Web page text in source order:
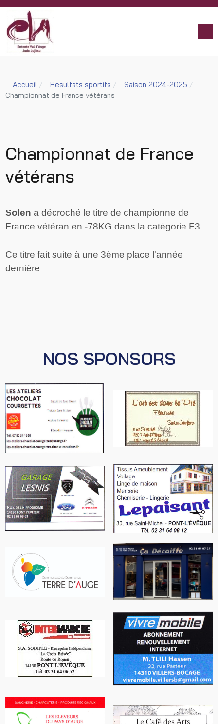
Accueil Resultats sportifs
Saison 2024-2025
Championnat de France vétérans
Championnat de France
vétérans
Solen a décroché le titre de championne de
France vétéran en -78KG dans la catégorie F3.
Ce titre fait suite à une 3ème place l'année
dernière
NOS SPONSORS